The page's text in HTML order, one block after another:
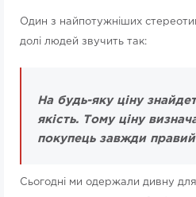
Один з найпотужніших
долі людей звучить так:
На будь-яку ціну
якість. Тому ціну
покупець завжди
Сьогодні ми одержали дивну